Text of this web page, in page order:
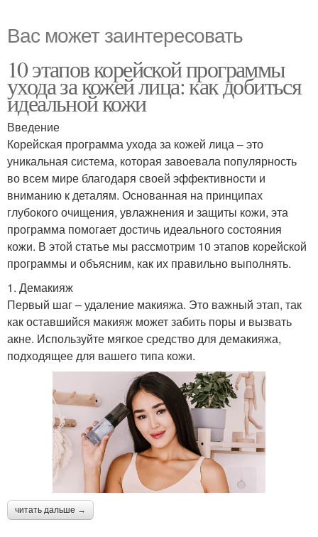
Вас может заинтересовать
10 этапов корейской программы
ухода за кожей лица: как добиться
идеальной кожи
Введение
Корейская программа ухода за кожей лица – это
уникальная система, которая завоевала популярность
во всем мире благодаря своей эффективности и
вниманию к деталям. Основанная на принципах
глубокого очищения, увлажнения и защиты кожи, эта
программа помогает достичь идеального состояния
кожи. В этой статье мы рассмотрим 10 этапов корейской
программы и объясним, как их правильно выполнять.
1. Демакияж
Первый шаг – удаление макияжа. Это важный этап, так
как оставшийся макияж может забить поры и вызвать
акне. Используйте мягкое средство для демакияжа,
подходящее для вашего типа кожи.
читать дальше →